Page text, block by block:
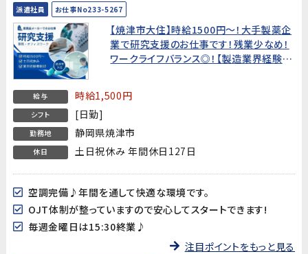
派遣社員 お仕事No233-5267
【焼津市大住】時給1500円～！大手製薬企
業で研究支援のお仕事です！残業少なめ！
ワークライフバランス◎！【製造業界経験の
給与 時給1,500円
シフト [日勤]
勤務地 静岡県焼津市
休日 土日祝休み 年間休日127日
空調完備♪年間を通して快適な環境です。
OJT体制が整っていますので安心してスタートできます!
毎週金曜日は15:30終業♪
注目ポイントをもっと見る